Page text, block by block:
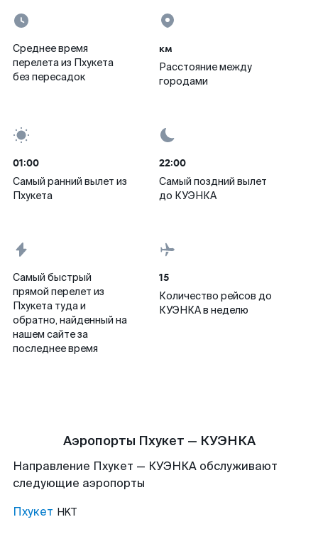
Среднее время
перелета из Пхукета
без пересадок
км
Расстояние между
городами
01:00
Самый ранний вылет из
Пхукета
22:00
Самый поздний вылет
до КУЭНКА
Самый быстрый
прямой перелет из
Пхукета туда и
обратно, найденный на
нашем сайте за
последнее время
15
Количество рейсов до
КУЭНКА в неделю
Аэропорты Пхукет — КУЭНКА
Направление Пхукет — КУЭНКА обслуживают
следующие аэропорты
Пхукет HKT